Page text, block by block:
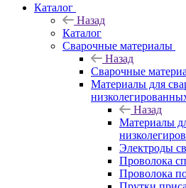
Каталог
Назад
Каталог
Сварочные материалы
Назад
Сварочные
Материалы для
Назад
Материалы
Электроды
Проволока
Проволока